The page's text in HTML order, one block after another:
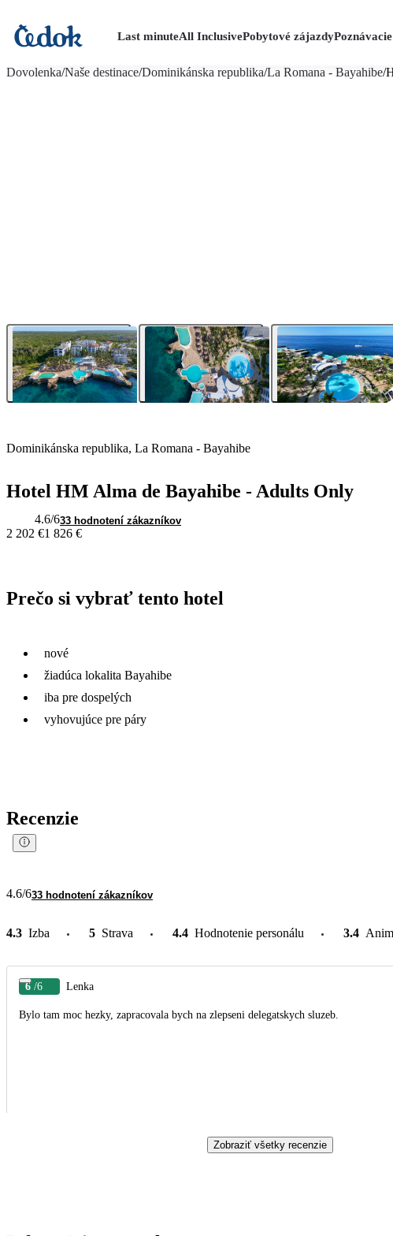
Last minuteAll InclusivePobytové zájazdy
Dovolenka/Naše destinace/Dominikánska republika/La Romana - Bayahibe/
Dominikánska republika, La Romana - Bayahibe
Hotel HM Alma de Bayahibe - Adults Only
4.6/633 hodnotení zákazníkov
2 202 €1 826 €
Prečo si vybrať tento hotel
nové
žiadúca lokalita Bayahibe
iba pre dospelých
vyhovujúce pre páry
Recenzie
4.6/633 hodnotení zákazníkov
4.3 Izba 5 Strava 4.4 Hodnotenie personálu 3.4
6 /6 Lenka
Bylo tam moc hezky, zapracovala bych na zlepseni delegatskych sluzeb.
Zobraziť všetky recenzie